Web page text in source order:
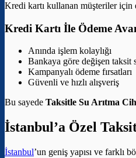
Kredi kartı kullanan müşteriler
Kredi Kartı İle Ödeme
Anında işlem kolaylığı
Bankaya göre değişen taksit
Kampanyalı ödeme fırsatları
Güvenli ve hızlı alışveriş
Bu sayede Taksitle Su Arıtma
İstanbul’a Özel
İstanbul’un geniş yapısı ve farklı